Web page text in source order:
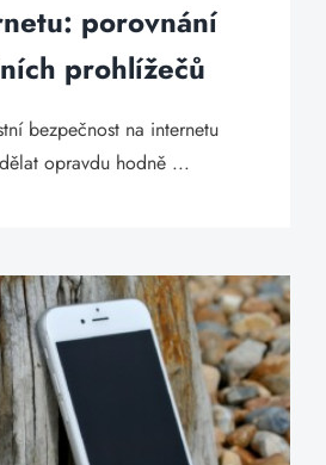
porovnání
prohlížečů
bezpečnost na internetu
opravdu hodně ...